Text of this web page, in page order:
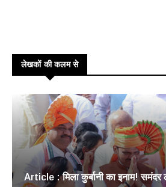
लेखकों की कलम से
Article : मिला कुर्बानी का इनाम!